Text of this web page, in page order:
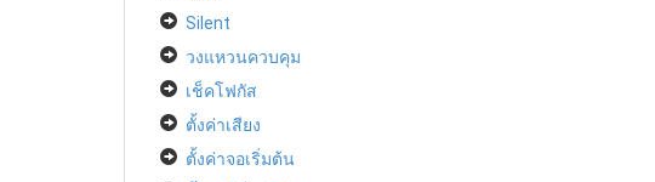
Silent
วงแหวนควบคุม
เช็คโฟกัส
ตั้งค่าเสียง
ตั้งค่าจอเริ่มต้น